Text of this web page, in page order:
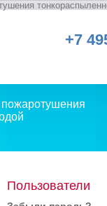
+7
пожаротушения
Пользователи